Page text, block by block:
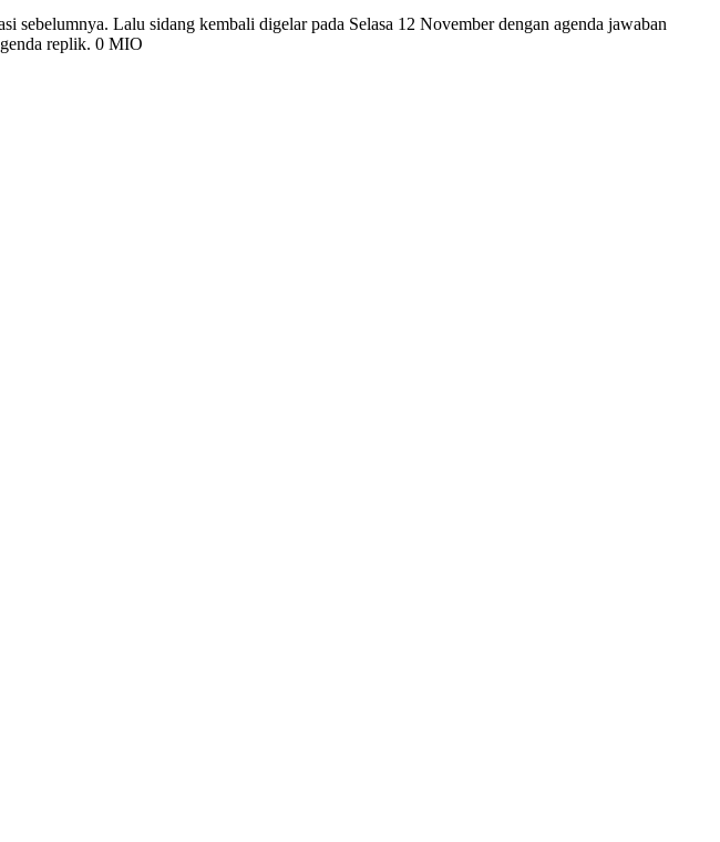
sebelumnya. Lalu sidang kembali digelar pada Selasa 12 November dengan agenda jawaban
replik. 0 MIO